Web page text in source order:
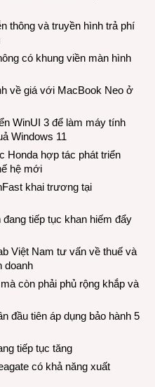
thông và truyền hình trả phí
có khung viền màn hình
về giá với MacBook Neo ở
WinUI 3 để làm máy tính
Windows 11
Honda hợp tác phát triển
hệ mới
khai trương tại
tiếp tục khan hiếm đẩy
Việt Nam tư vấn về thuế và
doanh
còn phải phủ rộng khắp và
đầu tiên áp dụng bảo hành 5
tiếp tục tăng
có khả năng xuất